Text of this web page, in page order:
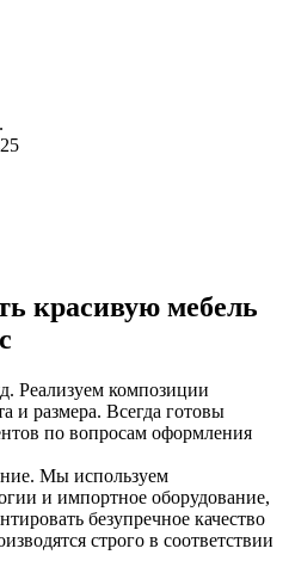
красивую мебель
Реализуем композиции
и размера. Всегда готовы
по вопросам оформления
Мы используем
и импортное оборудование,
безупречное качество
строго в соответствии